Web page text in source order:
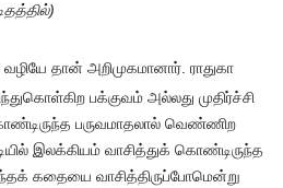
தான் அறிமுகமானார். ராதுகா
பக்குவம் அல்லது முதிர்ச்சி
பருவமாதலால் வெண்ணிற
இலக்கியம் வாசித்துக் கொண்டிருந்த
கதையை வாசித்திருப்போமென்று